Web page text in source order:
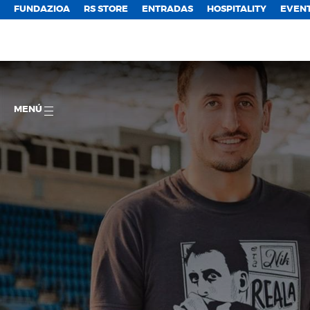
FUNDAZIOA RS STORE ENTRADAS HOSPITALITY
MENÚ